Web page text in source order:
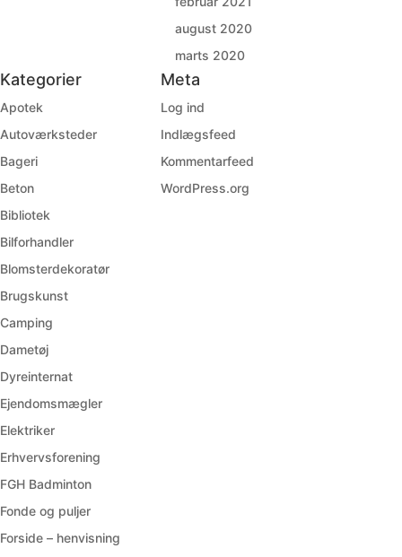
august 2020
marts 2020
Kategorier
Apotek
Autoværksteder
Bageri
Beton
Bibliotek
Bilforhandler
Blomsterdekoratør
Brugskunst
Camping
Dametøj
Dyreinternat
Ejendomsmægler
Elektriker
Erhvervsforening
FGH Badminton
Fonde og puljer
Forside – henvisning
Meta
Log ind
Indlægsfeed
Kommentarfeed
WordPress.org